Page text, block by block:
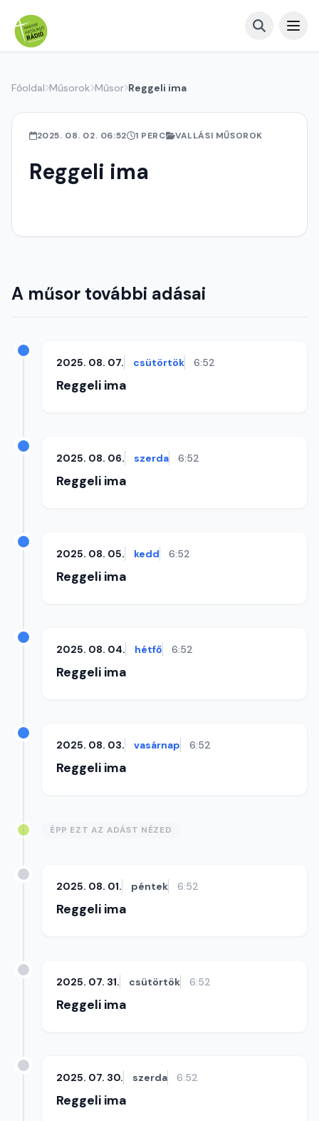
Főoldal Műsorok Műsor Reggeli ima
2025. 08. 02. 06:52 1 PERC VALLÁSI MŰSOROK
Reggeli ima
A műsor további adásai
2025. 08. 07. csütörtök 6:52
Reggeli ima
2025. 08. 06. szerda 6:52
Reggeli ima
2025. 08. 05. kedd 6:52
Reggeli ima
2025. 08. 04. hétfő 6:52
Reggeli ima
2025. 08. 03. vasárnap 6:52
Reggeli ima
ÉPP EZT AZ ADÁST NÉZED
2025. 08. 01. péntek 6:52
Reggeli ima
2025. 07. 31. csütörtök 6:52
Reggeli ima
2025. 07. 30. szerda 6:52
Reggeli ima